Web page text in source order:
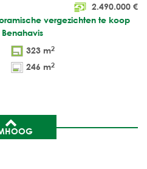
2.490.000 €
vergezichten te koop
323 m2
246 m2